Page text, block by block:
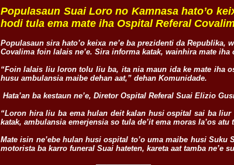
Populasaun Suai Loro no Kamnasa hato’o
hodi tula ema mate iha Ospital Referal
Populasaun sira hato’o keixa ne’e ba prezidenti da
Covalima foin lalais ne’e. Sira informa katak, wainhira mate
“Foin lalais liu loron tolu liu ba, ita nia maun ida ke mate iha
husu ambulansia maibe dehan aat,” dehan Komunidade.
Hata’an ba kestaun ne’e, Diretor Ospital Referal Suai Elizio
“Loron hira liu ba ema hulan deit kalan husi ospital sai ba
katak, ambulansia emerjensia so tula de’it ema moras la’os
Mate isin ne’ebe hulan husi ospital to’o uma maibe husi
motorista ba karro funeral Suai hateten, kareta aat tamba ne’e